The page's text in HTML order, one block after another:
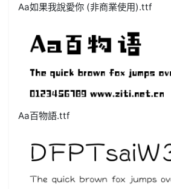
Aa如果我說愛你 (非商業使用).ttf
Aa百物語.ttf